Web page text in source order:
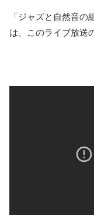
「ジャズと自然音
は、このライブ放送